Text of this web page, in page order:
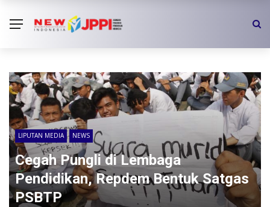
LIPUTAN MEDIA NEWS
Cegah Pungli di Lembaga
Pendidikan, Repdem Bentuk Satgas
PSBTP